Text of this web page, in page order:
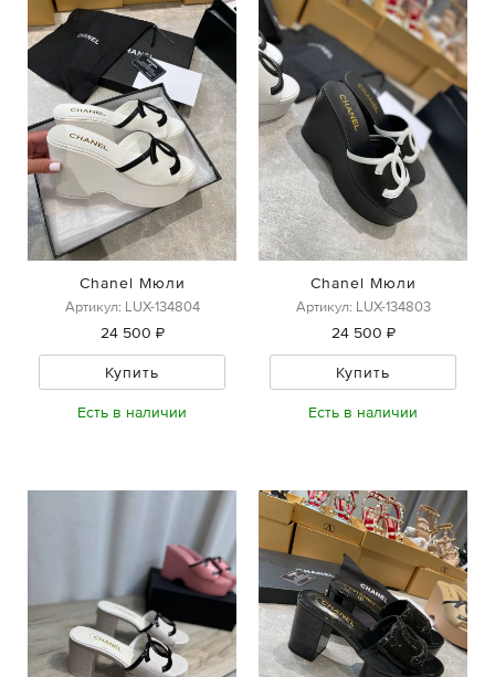
Chanel Мюли
Артикул: LUX-134804
24 500 ₽
Купить
Есть в наличии
Chanel Мюли
Артикул: LUX-134803
24 500 ₽
Купить
Есть в наличии